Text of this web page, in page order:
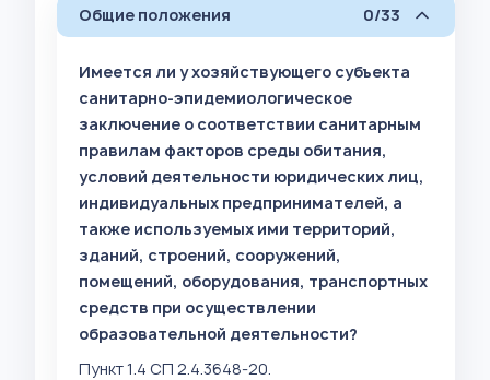
Общие положения 0/33
Имеется ли у хозяйствующего субъекта
санитарно-эпидемиологическое
заключение о соответствии санитарным
правилам факторов среды обитания,
условий деятельности юридических лиц,
индивидуальных предпринимателей, а
также используемых ими территорий,
зданий, строений, сооружений,
помещений, оборудования, транспортных
средств при осуществлении
образовательной деятельности?
Пункт 1.4 СП 2.4.3648-20.